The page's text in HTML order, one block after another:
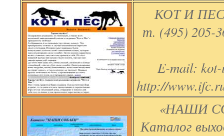
КОТ И
т. (495) 205-
E-mail:
http://
«НАШИ
Каталог